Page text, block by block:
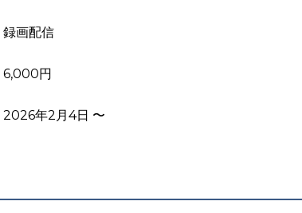
録画配信
6,000円
2026年2月4日 〜